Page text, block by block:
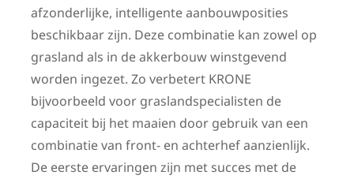
afzonderlijke, intelligente aanbouwposities
beschikbaar zijn. Deze combinatie kan zowel op
grasland als in de akkerbouw winstgevend
worden ingezet. Zo verbetert KRONE
bijvoorbeeld voor graslandspecialisten de
capaciteit bij het maaien door gebruik van een
combinatie van front- en achterhef aanzienlijk.
De eerste ervaringen zijn met succes met de